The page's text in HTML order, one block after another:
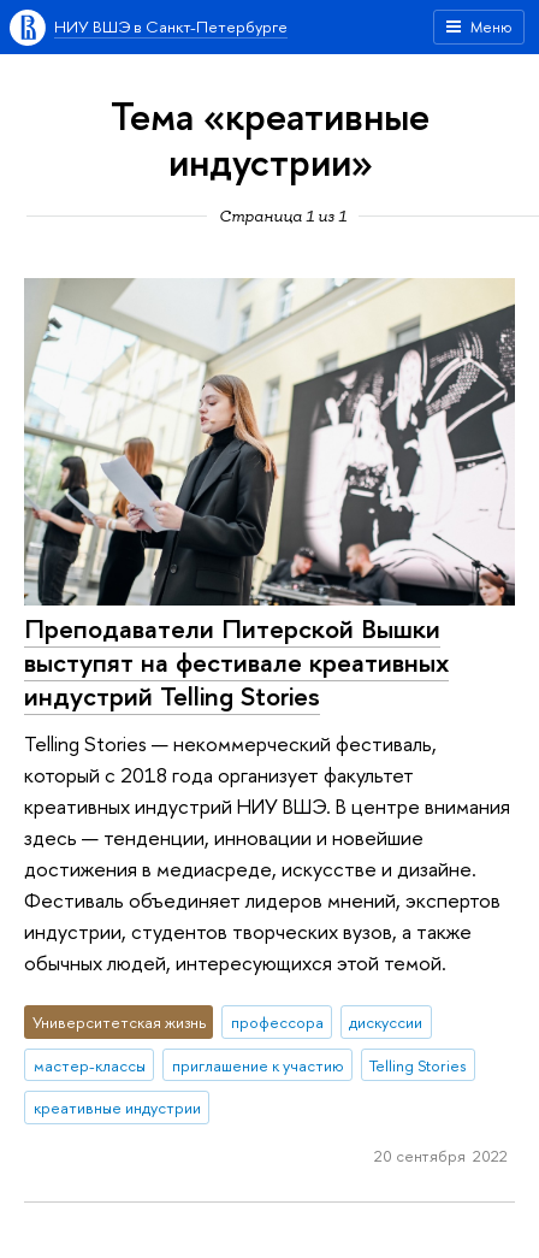
Меню
НИУ ВШЭ в Санкт-Петербурге
Тема «креативные
индустрии»
Страница 1 из 1
Преподаватели Питерской Вышки
выступят на фестивале креативных
индустрий Telling Stories
Telling Stories — некоммерческий фестиваль,
который с 2018 года организует факультет
креативных индустрий НИУ ВШЭ. В центре внимания
здесь — тенденции, инновации и новейшие
достижения в медиасреде, искусстве и дизайне.
Фестиваль объединяет лидеров мнений, экспертов
индустрии, студентов творческих вузов, а также
обычных людей, интересующихся этой темой.
Университетская жизнь профессора
дискуссии
мастер-классы
приглашение к участию
Telling Stories
креативные индустрии
20 сентября 2022